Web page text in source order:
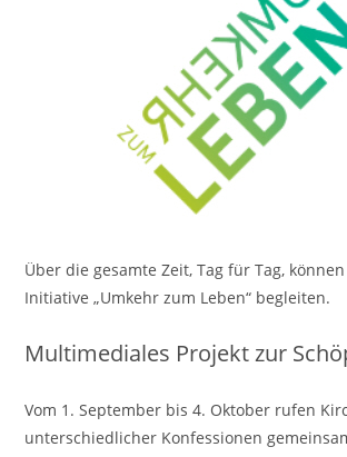
Über die gesamte Zeit, Tag für Tag,
Initiative „Umkehr zum Leben“ begleiten.
Multimediales Projekt zur
Vom 1. September bis 4. Oktober rufen
unterschiedlicher Konfessionen